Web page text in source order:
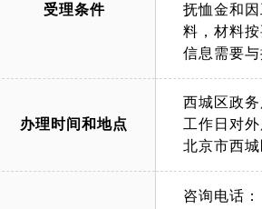
受理条件
抚恤金和
料，材料
信息需要
办理时间和地点
西城区政
工作日对
北京市西
咨询电话：